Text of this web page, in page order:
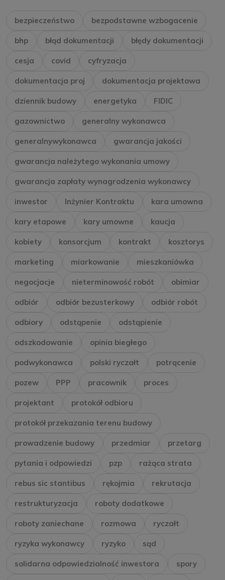
bezpieczeństwo bezpodstawne wzbogacenie
bhp błąd dokumentacji błędy dokumentacji
cesja covid cyfryzacja
dokumentacja proj dokumentacja projektowa
dziennik budowy energetyka FIDIC
gazownictwo generalny wykonawca
generalnywykonawca gwarancja jakości
gwarancja należytego wykonania umowy
gwarancja zapłaty wynagrodzenia wykonawcy
inwestor Inżynier Kontraktu kara umowna
kary etapowe kary umowne kaucja
kobiety konsorcjum kontrakt kosztorys
marketing miarkowanie mieszkaniówka
negocjacje nieterminowość robót obimiar
odbiór odbiór bezusterkowy odbiór robót
odbiory odstąpenie odstąpienie
odszkodowanie opinia biegłego
podwykonawca polski ryczałt potrącenie
pozew PPP pracownik proces
projektant protokół odbioru
protokół przekazania terenu budowy
prowadzenie budowy przedmiar przetarg
pytania i odpowiedzi pzp rażąca strata
rebus sic stantibus rękojmia rekrutacja
restrukturyzacja roboty dodatkowe
roboty zaniechane rozmowa ryczałt
ryzyka wykonawcy ryzyko sąd
solidarna odpowiedzialność inwestora spory